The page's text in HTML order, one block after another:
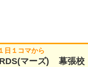
日１コマから
マーズ) 幕張校